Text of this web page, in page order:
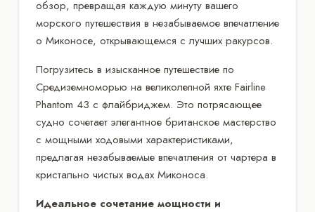
обзор, превращая каждую минуту вашего
морского путешествия в незабываемое впечатление
о Миконосе, открывающемся с лучших ракурсов.
Погрузитесь в изысканное путешествие по
Средиземноморью на великолепной яхте Fairline
Phantom 43 с флайбриджем. Это потрясающее
судно сочетает элегантное британское мастерство
с мощными ходовыми характеристиками,
предлагая незабываемые впечатления от чартера в
кристально чистых водах Миконоса.
Идеальное сочетание мощности и